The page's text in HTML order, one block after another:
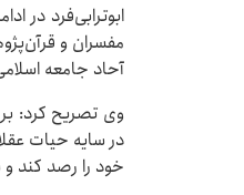
ابوترابی‌فرد در
مفسران و
آحاد جامعه
وی تصریح کرد:
در سایه حیات
خود را رصد کند